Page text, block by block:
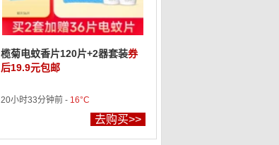
榄菊电蚊香片120片+2器套装券
后19.9元包邮
20小时33分钟前 - 16°C
去购买>>